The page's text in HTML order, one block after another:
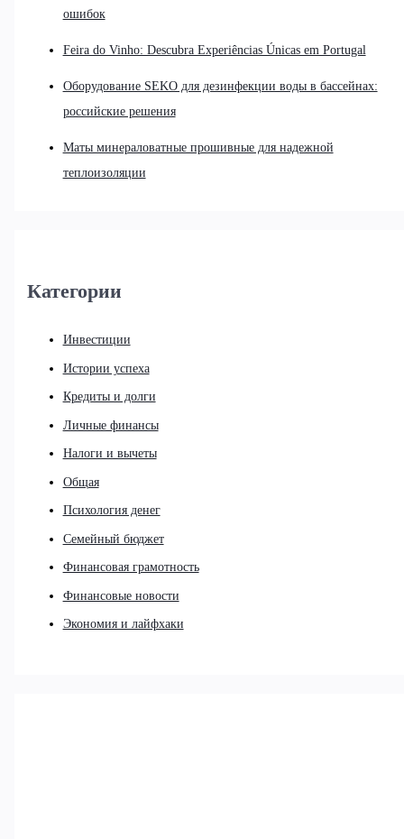
ошибок
Feira do Vinho: Descubra Experiências Únicas em Portugal
Оборудование SEKO для дезинфекции воды в бассейнах:
российские решения
Маты минераловатные прошивные для надежной
теплоизоляции
Категории
Инвестиции
Истории успеха
Кредиты и долги
Личные финансы
Налоги и вычеты
Общая
Психология денег
Семейный бюджет
Финансовая грамотность
Финансовые новости
Экономия и лайфхаки